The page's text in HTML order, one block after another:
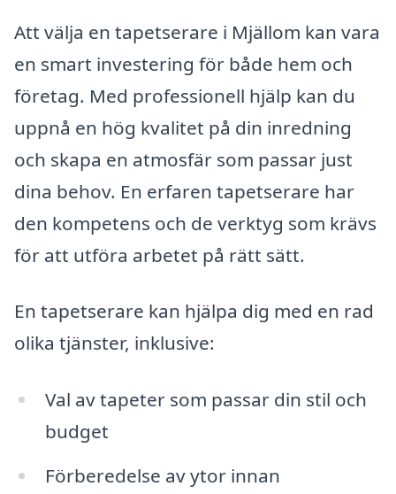
Att välja en tapetserare i Mjällom kan vara
en smart investering för både hem och
företag. Med professionell hjälp kan du
uppnå en hög kvalitet på din inredning
och skapa en atmosfär som passar just
dina behov. En erfaren tapetserare har
den kompetens och de verktyg som krävs
för att utföra arbetet på rätt sätt.
En tapetserare kan hjälpa dig med en rad
olika tjänster, inklusive:
Val av tapeter som passar din stil och
budget
Förberedelse av ytor innan